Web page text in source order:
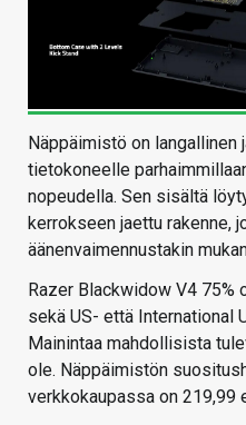
Näppäimistö on langallinen
tietokoneelle
nopeudella. Sen sisältä
kerrokseen jaettu rakenne,
äänenvaimennustakin
Razer Blackwidow V4
sekä US- että International
Mainintaa mahdollisista
ole. Näppäimistön
verkkokaupassa on 219,99